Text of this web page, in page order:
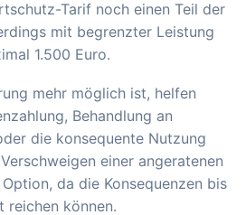
Tarif noch einen Teil der
mit begrenzter Leistung
1.500 Euro.
mehr möglich ist, helfen
Behandlung an
die konsequente Nutzung
einer angeratenen
da die Konsequenzen bis
können.